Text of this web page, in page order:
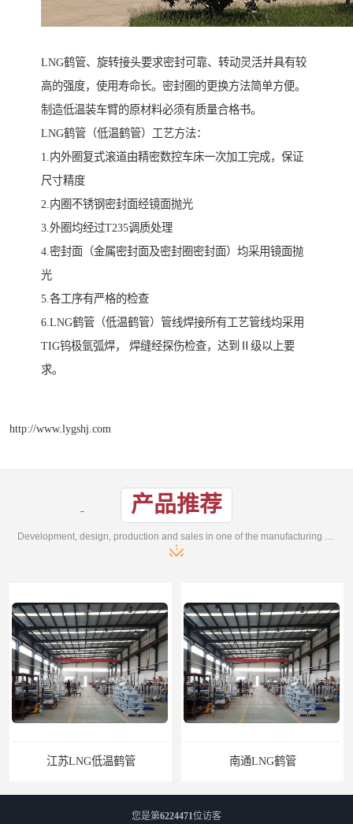
LNG鹤管、旋转接头要求密封可靠、转动灵活并具有较
高的强度，使用寿命长。密封圈的更换方法简单方便。
制造低温装车臂的原材料必须有质量合格书。
LNG鹤管（低温鹤管）工艺方法：
1.内外圈复式滚道由精密数控车床一次加工完成，保证
尺寸精度
2.内圈不锈钢密封面经镜面抛光
3.外圈均经过T235调质处理
4.密封面（金属密封面及密封圈密封面）均采用镜面抛
光
5.各工序有严格的检查
6.LNG鹤管（低温鹤管）管线焊接所有工艺管线均采用
TIG钨极氩弧焊， 焊缝经探伤检查，达到Ⅱ级以上要
求。
http://www.lygshj.com
产品推荐
江苏LNG低温鹤管 南通LNG鹤管
您是第6224471位访客